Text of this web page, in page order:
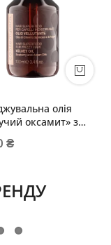
олія
оксамит» з
₴